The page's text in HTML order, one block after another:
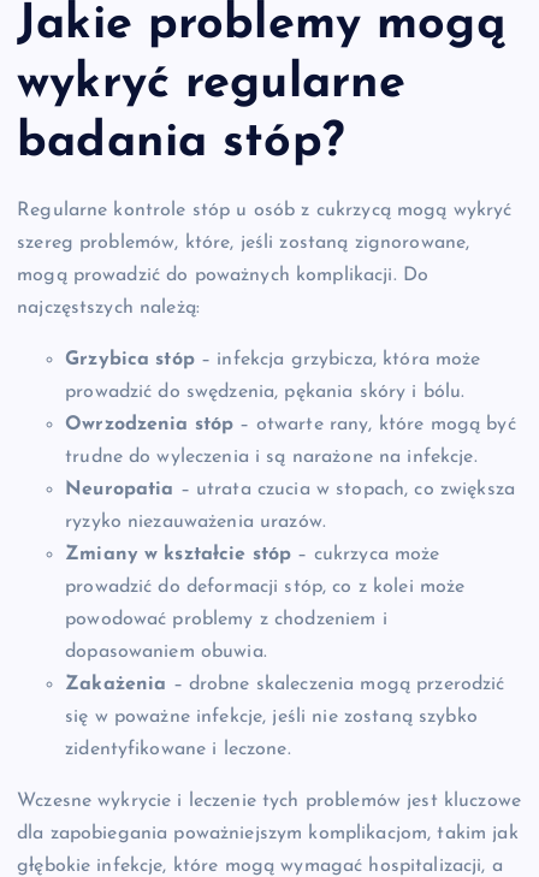
Jakie problemy mogą
wykryć regularne
badania stóp?
Regularne kontrole stóp u osób z cukrzycą mogą wykryć
szereg problemów, które, jeśli zostaną zignorowane,
mogą prowadzić do poważnych komplikacji. Do
najczęstszych należą:
Grzybica stóp– infekcja grzybicza, która może
prowadzić do swędzenia, pękania skóry i bólu.
Owrzodzenia stóp – otwarte rany, które mogą być
trudne do wyleczenia i są narażone na infekcje.
Neuropatia – utrata czucia w stopach, co zwiększa
ryzyko niezauważenia urazów.
Zmiany w kształcie stóp – cukrzyca może
prowadzić do deformacji stóp, co z kolei może
powodować problemy z chodzeniem i
dopasowaniem obuwia.
Zakażenia – drobne skaleczenia mogą przerodzić
się w poważne infekcje, jeśli nie zostaną szybko
zidentyfikowane i leczone.
Wczesne wykrycie i leczenie tych problemów jest kluczowe
dla zapobiegania poważniejszym komplikacjom, takim jak
głębokie infekcje, które mogą wymagać hospitalizacji, a